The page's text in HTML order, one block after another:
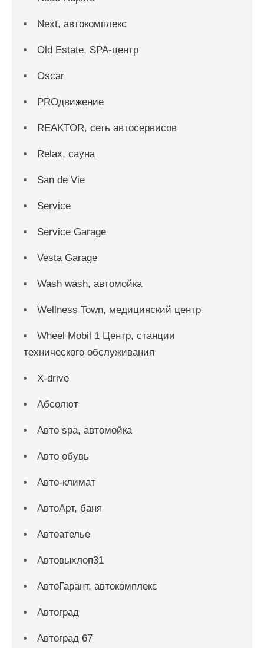
Next, автокомплекс
Old Estate, SPA-центр
Oscar
PROдвижение
REAKTOR, сеть автосервисов
Relax, сауна
San dе Vie
Service
Service Garage
Vesta Garage
Wash wash, автомойка
Wellness Town, медицинский центр
Wheel Mobil 1 Центр, станции
технического обслуживания
X-drive
Абсолют
Авто spa, автомойка
Авто обувь
Авто-климат
АвтоАрт, баня
Автоателье
Автовыхлоп31
АвтоГарант, автокомплекс
Автоград
Автоград 67